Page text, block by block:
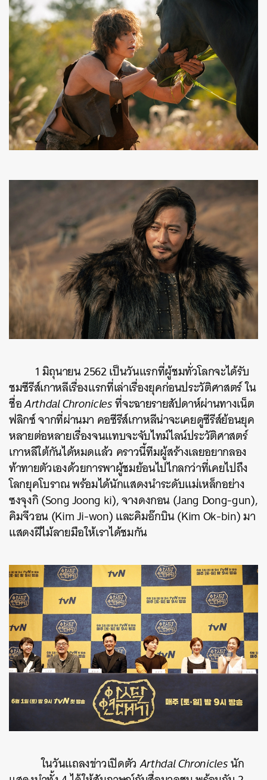
1 มิถุนายน 2562 เป็นวันแรกที่ผู้ชมทั่วโลกจะได้รับ
ชมซีรีส์เกาหลีเรื่องแรกที่เล่าเรื่องยุคก่อนประวัติศาสตร์ ใน
ชื่อArthdal Chroniclesที่จะฉายรายสัปดาห์ผ่านทางเน็ต
ฟลิกซ์ จากที่ผ่านมา คอซีรีส์เกาหลีน่าจะเคยดูซีรีส์ย้อนยุค
หลายต่อหลายเรื่องจนแทบจะจับไทม์ไลน์ประวัติศาสตร์
เกาหลีใต้กันได้หมดแล้ว คราวนี้ทีมผู้สร้างเลยอยากลอง
ท้าทายตัวเองด้วยการพาผู้ชมย้อนไปไกลกว่าที่เคยไปถึง
โลกยุคโบราณ พร้อมได้นักแสดงนำระดับแม่เหล็กอย่าง
ซงจุงกิ (Song Joong ki), จางดงกอน (Jang Dong-gun),
คิมจีวอน (Kim Ji-won) และคิมอ๊กบิน (Kim Ok-bin) มา
แสดงฝีไม้ลายมือให้เราได้ชมกัน
ในวันแถลงข่าวเปิดตัวArthdal Chroniclesนัก